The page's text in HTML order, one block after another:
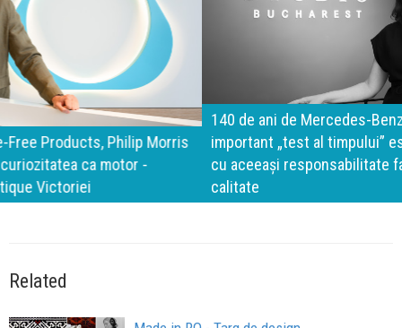
140 de ani de Mercedes-Benz. Ramona Pîrlog: Cel mai
important „test al timpului” este să inovăm constant, dar
cu aceeași responsabilitate față de oameni, siguranță și
calitate
Related